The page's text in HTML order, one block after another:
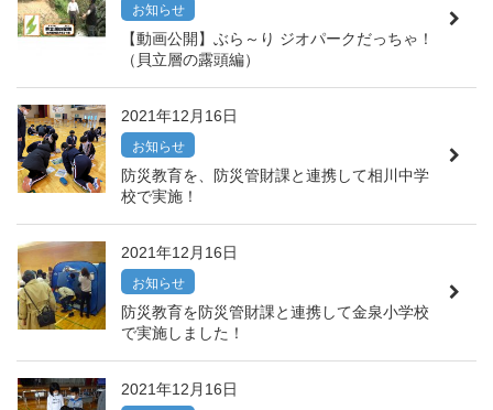
お知らせ
【動画公開】ぶら～り ジオパークだっちゃ！
（貝立層の露頭編）
2021年12月16日
お知らせ
防災教育を、防災管財課と連携して相川中学
校で実施！
2021年12月16日
お知らせ
防災教育を防災管財課と連携して金泉小学校
で実施しました！
2021年12月16日